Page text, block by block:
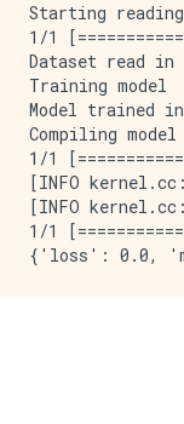
Starting
1/1
Dataset read in
Training model
Model trained
Compiling model
1/1
[INFO
[INFO
1/1